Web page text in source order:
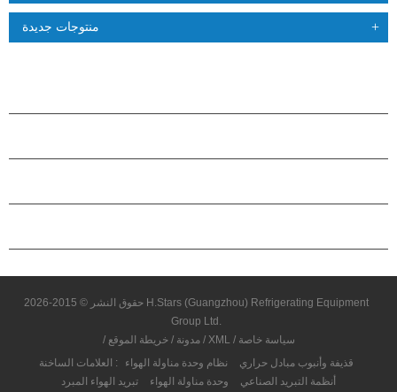
منتوجات جديدة
حقوق النشر © 2015-2026 H.Stars (Guangzhou) Refrigerating Equipment
Group Ltd.
/
مدونة /خريطة الموقع / XML / سياسة خاصة
العلامات الساخنة :
نظام وحدة مناولة الهواء
قذيفة وأنبوب مبادل حراري
تبريد الهواء المبرد
وحدة مناولة الهواء أنظمة التبريد الصناعي